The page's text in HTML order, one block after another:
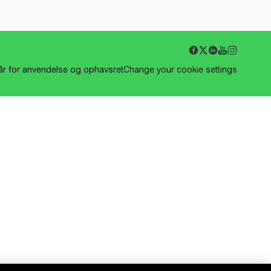
for anvendelse og ophavsretChange your cookie settings